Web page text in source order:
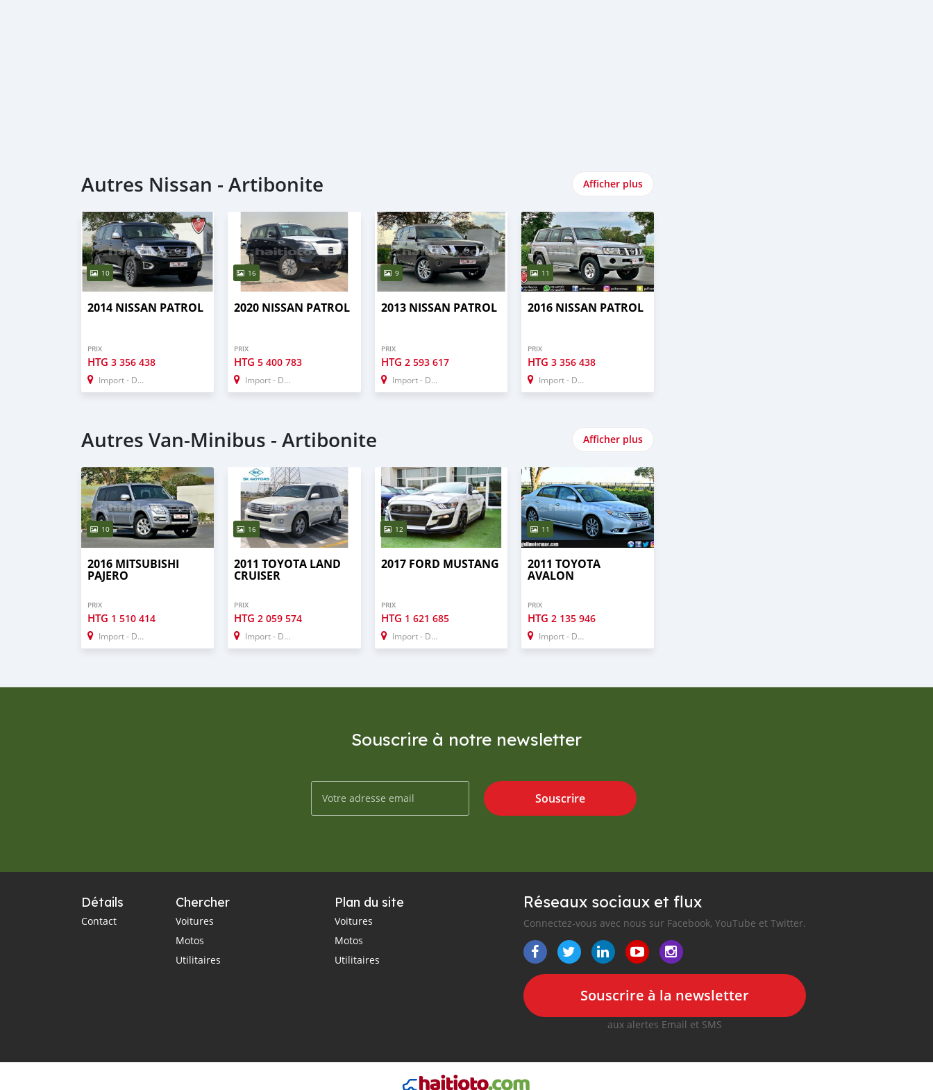
Autres Nissan - Artibonite Afficher plus
10
2014 NISSAN PATROL
PRIX
HTG 3 356 438
Import - Dubai
16
2020 NISSAN PATROL
PRIX
HTG5 400 783
Import - Dubai
9
2013 NISSAN PATROL
PRIX
HTG 2 593 617
Import - Dubai
11
2016 NISSAN PATROL
PRIX
HTG 3 356 438
Import - Dubai
Autres Van‒Minibus - Artibonite Afficher plus
10
2016 MITSUBISHI
PAJERO
PRIX
HTG 1 510 414
Import - Dubai
16
2011 TOYOTA LAND
CRUISER
PRIX
HTG2 059 574
Import - Dubai
12
2017 FORD MUSTANG
PRIX
HTG 1 621 685
Import - Dubai
11
2011 TOYOTA
AVALON
PRIX
HTG 2 135 946
Import - Dubai
Souscrire à notre newsletter
Souscrire
Détails
Contact
Chercher
Voitures
Motos
Utilitaires
Plan du site
Voitures
Motos
Utilitaires
Réseaux sociaux et flux
Connectez-vous avec nous sur Facebook, YouTube et Twitter.
Souscrire à la newsletter
aux alertes Email et SMS